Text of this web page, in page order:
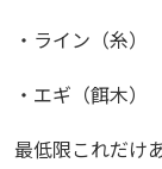
・ライン（糸）
・エギ（餌木）
最低限これだけ